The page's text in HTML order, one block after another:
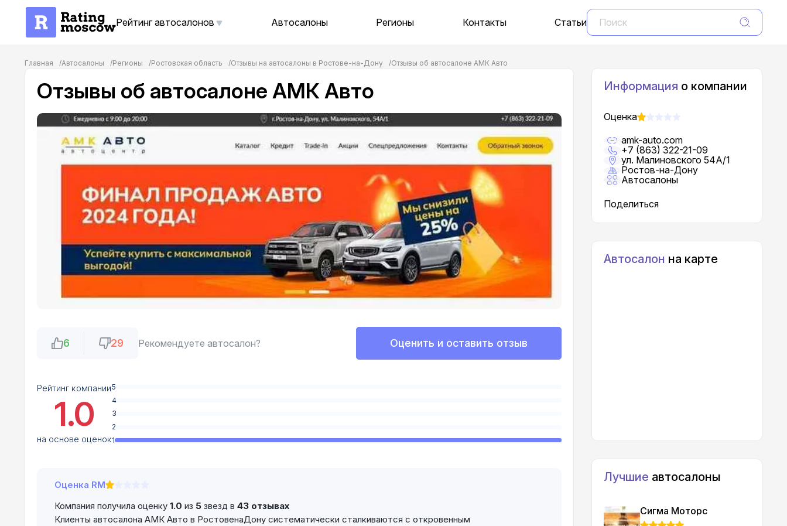
Рейтинг автосалонов Автосалоны Регионы Контакты Статьи
Главная Автосалоны Регионы Ростовская область Отзывы на автосалоны в Ростове-на-Дону Отзывы об автосалоне АМК Авто
Отзывы об автосалоне АМК Авто
6 29 Рекомендуете автосалон? Оценить и оставить отзыв
Рейтинг компании
1.0
на основе оценок
5
4
3
2
1
Оценка RM
Компания получила оценку 1.0 из 5 звезд в 43 отзывах
Клиенты автосалона АМК Авто в РостовенаДону систематически сталкиваются с откровенным
Информация о компании
Оценка
amk-auto.com
+7 (863) 322-21-09
ул. Малиновского 54А/1
Ростов-на-Дону
Автосалоны
Поделиться
Автосалон на карте
Лучшие автосалоны
Сигма Моторс